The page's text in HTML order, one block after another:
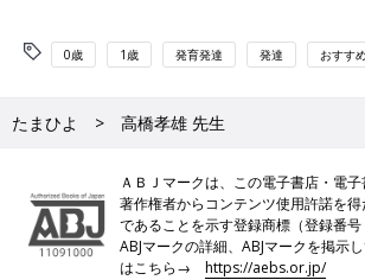
0歳 1歳 発育発達 発達 おすす
たまひよ 高橋孝雄 先生
ＡＢＪマークは、この電子書店・電子
著作権者からコンテンツ使用許諾を
であることを示す登録商標（登録番号
ABJマークの詳細、ABJマークを掲示
はこちら→https://aebs.or.jp/